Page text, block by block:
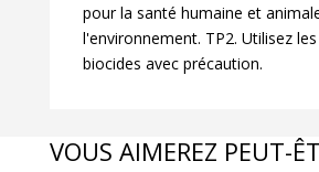
pour la santé humaine et
l'environnement. TP2. Utilisez
biocides avec précaution.
VOUS AIMEREZ PEUT-